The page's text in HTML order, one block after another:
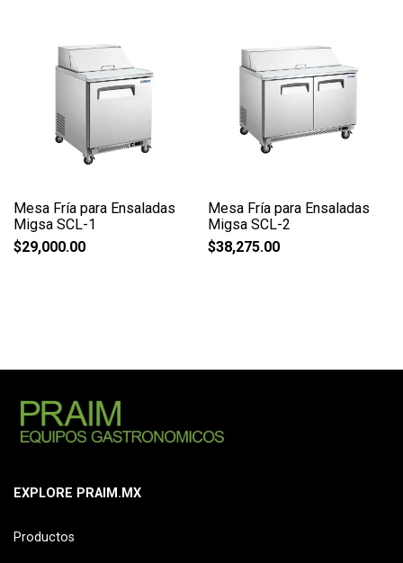
Mesa Fría para Ensaladas
Migsa SCL-1
$29,000.00
Mesa Fría para Ensaladas
Migsa SCL-2
$38,275.00
EXPLORE PRAIM.MX
Productos